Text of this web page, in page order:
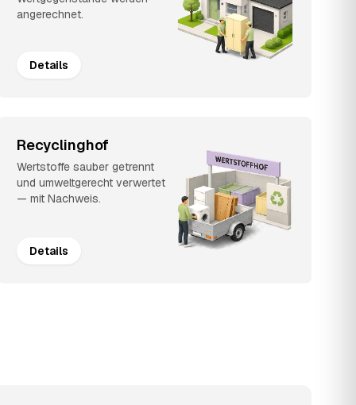
angerechnet.
Details
Recyclinghof
Wertstoffe sauber getrennt
und umweltgerecht verwertet
— mit Nachweis.
Details